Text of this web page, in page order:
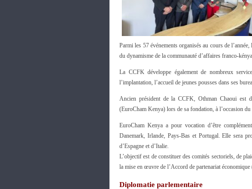
Parmi les 57 événements organisés au cours de
du dynamisme de la communauté d’affaires franco-
La CCFK développe également de nombreux
l’implantation, l’accueil de jeunes pousses dans ses
Ancien président de la CCFK, Othman Chaoui est
(EuroCham Kenya) lors de sa fondation, à l’occasion
EuroCham Kenya a pour vocation d’être
Danemark, Irlande, Pays-Bas et Portugal. Elle sera
d’Espagne et d’Italie.
L’objectif est de constituer des comités sectoriels, de
la mise en œuvre de l’Accord de partenariat
Diplomatie parlementaire